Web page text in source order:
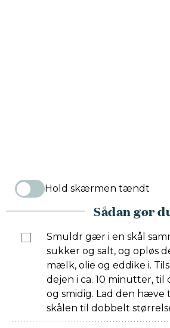
Hold skærmen tændt
Sådan gør
Smuldr gær i en skål
sukker og salt, og opløs
mælk, olie og eddike i.
dejen i ca. 10 minutter, til
og smidig. Lad den
skålen til dobbelt